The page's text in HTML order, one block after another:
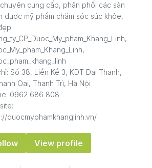
cung cấp, phân phối các sản
dược mỹ phẩm chăm sóc sức khỏe,
Số 38, Liền Kề 3, KĐT Đại Thanh,
Oai, Thanh Trì, Hà Nội
0962 686 808
duocmyphamkhanglinh.vn/
View profile